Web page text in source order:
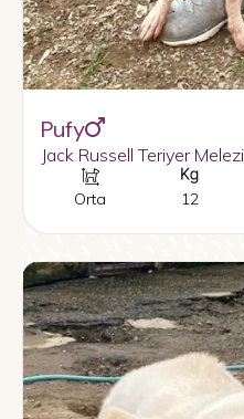
Pufy
Jack Russell Teriyer Melezi
Orta 12